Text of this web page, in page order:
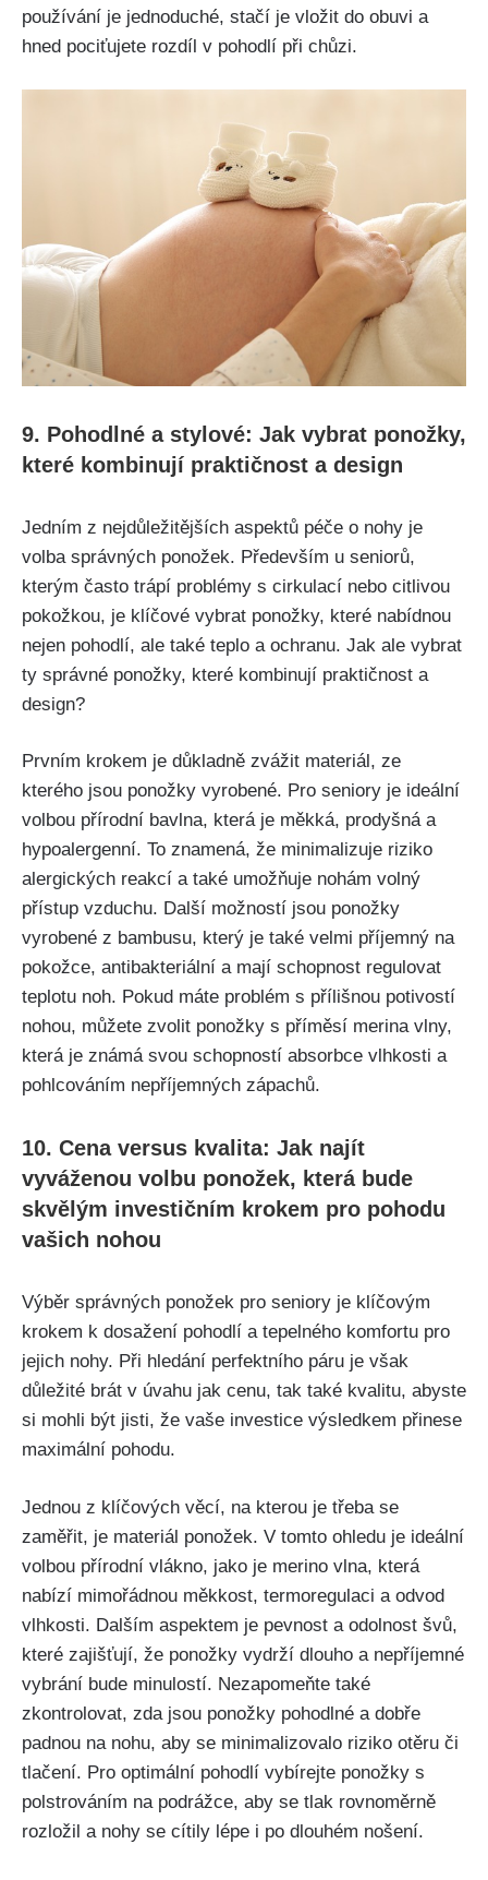
používání je jednoduché, stačí je vložit do obuvi a
hned pociťujete rozdíl v pohodlí při chůzi.
9. Pohodlné a stylové: Jak vybrat ponožky,
které kombinují praktičnost a design
Jedním z nejdůležitějších aspektů péče o nohy je
volba správných ponožek. Především u seniorů,
kterým často trápí problémy s cirkulací nebo citlivou
pokožkou, je klíčové vybrat ponožky, které nabídnou
nejen pohodlí, ale také teplo a ochranu. Jak ale vybrat
ty správné ponožky, které kombinují praktičnost a
design?
Prvním krokem je důkladně zvážit materiál, ze
kterého jsou ponožky vyrobené. Pro seniory je ideální
volbou přírodní bavlna, která je měkká, prodyšná a
hypoalergenní. To znamená, že minimalizuje riziko
alergických reakcí a také umožňuje nohám volný
přístup vzduchu. Další možností jsou ponožky
vyrobené z bambusu, který je také velmi příjemný na
pokožce, antibakteriální a mají schopnost regulovat
teplotu noh. Pokud máte problém s přílišnou potivostí
nohou, můžete zvolit ponožky s příměsí merina vlny,
která je známá svou schopností absorbce vlhkosti a
pohlcováním nepříjemných zápachů.
10. Cena versus kvalita: Jak najít
vyváženou volbu ponožek, která bude
skvělým investičním krokem pro pohodu
vašich nohou
Výběr správných ponožek pro seniory je klíčovým
krokem k dosažení pohodlí a tepelného komfortu pro
jejich nohy. Při hledání perfektního páru je však
důležité brát v úvahu jak cenu, tak také kvalitu, abyste
si mohli být jisti, že vaše investice výsledkem přinese
maximální pohodu.
Jednou z klíčových věcí, na kterou je třeba se
zaměřit, je materiál ponožek. V tomto ohledu je ideální
volbou přírodní vlákno, jako je merino vlna, která
nabízí mimořádnou měkkost, termoregulaci a odvod
vlhkosti. Dalším aspektem je pevnost a odolnost švů,
které zajišťují, že ponožky vydrží dlouho a nepříjemné
vybrání bude minulostí. Nezapomeňte také
zkontrolovat, zda jsou ponožky pohodlné a dobře
padnou na nohu, aby se minimalizovalo riziko otěru či
tlačení. Pro optimální pohodlí vybírejte ponožky s
polstrováním na podrážce, aby se tlak rovnoměrně
rozložil a nohy se cítily lépe i po dlouhém nošení.